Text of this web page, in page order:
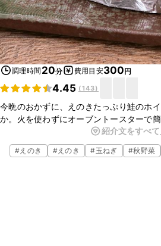
調理時間 20分 費用目安300円
4.45 (143)
今晩のおかずに、えのきたっぷり鮭のホ
か。火を使わずにオーブントースターで
い日やあともう一品欲しい時などにもぴ
おつまみにもおすすめなので、ぜひ作っ
紹介文をすべ
#えのき #えのき #玉ねぎ #秋野菜